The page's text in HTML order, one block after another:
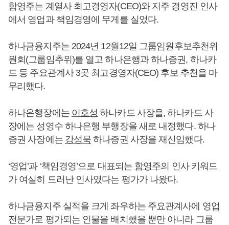
함영주는 계열사 최고경영자(CEO)와 지주 경영진 인사
에서 영업과 책임경영에 무게를 실었다.
하나금융지주는 2024년 12월12일 그룹임원후보추천위
원회(그룹임추위)를 열고 하나은행과 하나증권, 하나카
드 등 주요관계사 3곳 최고경영자(CEO) 후보 추천을 마
무리했다.
하나은행장에는 이호성 하나카드 사장을, 하나카드 사
장에는 성영수 하나은행 부행장을 새로 내정했다. 하나
증권 사장에는 강성묵 하나증권 사장을 재신임했다.
‘영업’과 ‘책임경영’으로 대표되는 함영주의 인사 키워드
가 여실히 드러난 인사였다는 평가가 나왔다.
하나금융지주 실적을 크게 좌우하는 주요관계사에 영업
전문가로 평가되는 인물을 배치했을 뿐만 아니라 그룹